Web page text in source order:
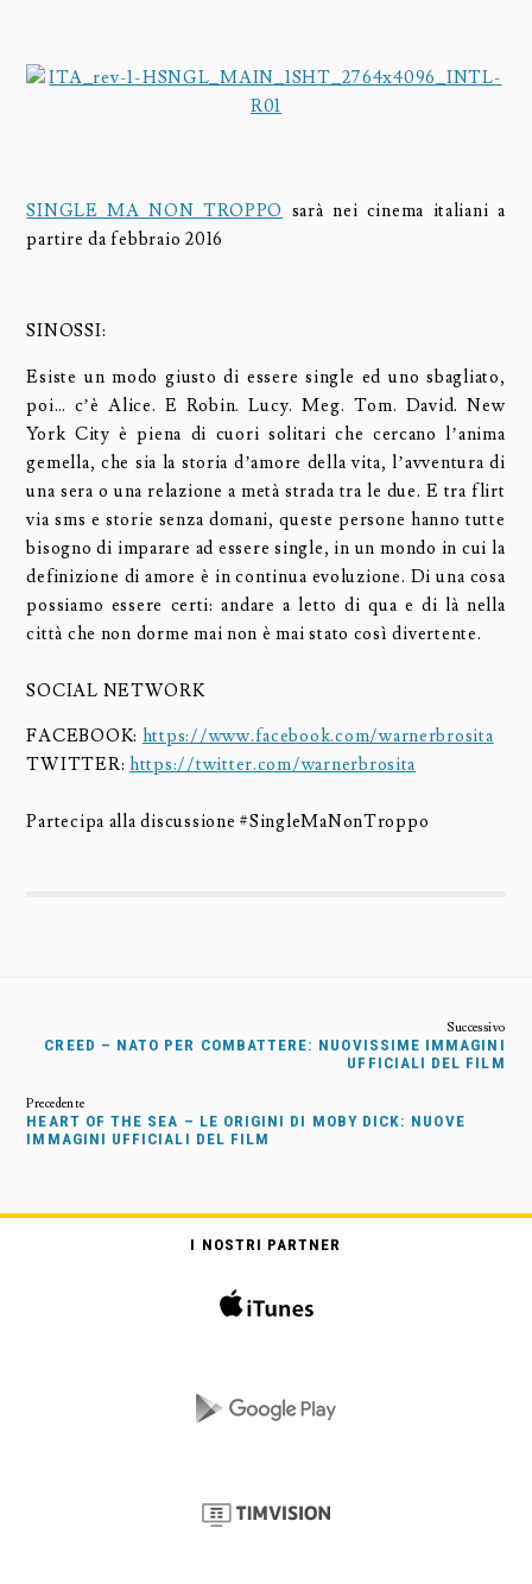
SINGLE MA NON TROPPO sarà nei cinema italiani a
partire da febbraio 2016
SINOSSI:
Esiste un modo giusto di essere single ed uno sbagliato,
poi… c’è Alice. E Robin. Lucy. Meg. Tom. David. New
York City è piena di cuori solitari che cercano l’anima
gemella, che sia la storia d’amore della vita, l’avventura di
una sera o una relazione a metà strada tra le due. E tra flirt
via sms e storie senza domani, queste persone hanno tutte
bisogno di imparare ad essere single, in un mondo in cui la
definizione di amore è in continua evoluzione. Di una cosa
possiamo essere certi: andare a letto di qua e di là nella
città che non dorme mai non è mai stato così divertente.
SOCIAL NETWORK
FACEBOOK: https://www.facebook.com/warnerbrosita
TWITTER:https://twitter.com/warnerbrosita
Partecipa alla discussione #SingleMaNonTroppo
CREED – NATO PER COMBATTERE: NUOVISSIME IMMAGINI
UFFICIALI DEL FILM
HEART OF THE SEA – LE ORIGINI DI MOBY DICK: NUOVE
IMMAGINI UFFICIALI DEL FILM
I NOSTRI PARTNER